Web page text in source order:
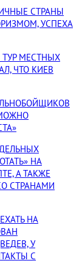
СТРАНЫ
УСПЕХА
ТУР МЕСТНЫХ
ЧТО КИЕВ
НА
А ТАКЖЕ
СТРАНАМИ
НА
У
С